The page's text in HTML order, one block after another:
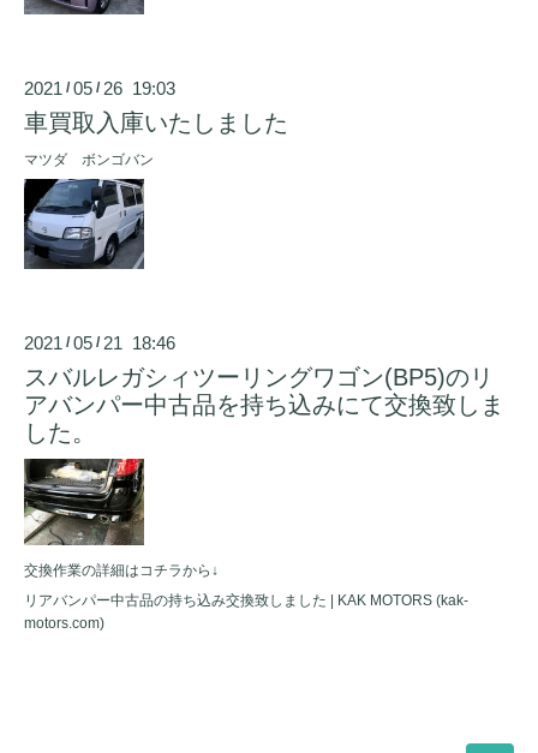
2021 /05 / 26 19:03
車買取入庫いたしました
マツダ ボンゴバン
2021 /05 / 21 18:46
スバルレガシィツーリングワゴン(BP5)のリ
アバンパー中古品を持ち込みにて交換致しま
した。
交換作業の詳細はコチラから↓
リアバンパー中古品の持ち込み交換致しました | KAK MOTORS (kak-
motors.com)